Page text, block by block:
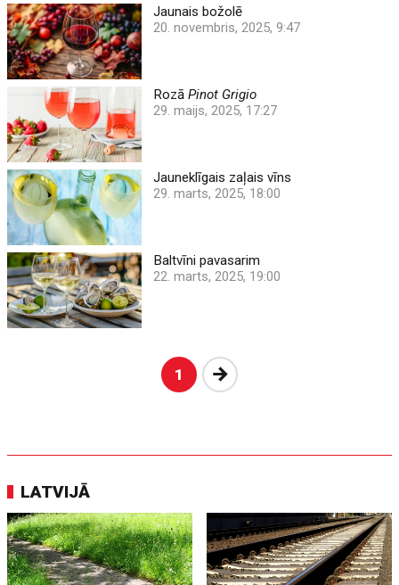
Jaunais božolē
20. novembris, 2025, 9:47
RozāPinot Grigio
29. maijs, 2025, 17:27
Jauneklīgais zaļais vīns
29. marts, 2025, 18:00
Baltvīni pavasarim
22. marts, 2025, 19:00
1 Nākošā
LATVIJĀ